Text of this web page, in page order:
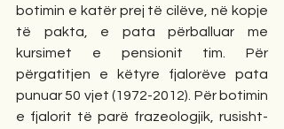
botimin e katër prej të cilëve, në kopje
të pakta, e pata përballuar me
kursimet e pensionit tim. Për
përgatitjen e këtyre fjalorëve pata
punuar 50 vjet (1972-2012). Për botimin
e fjalorit të parë frazeologjik, rusisht-